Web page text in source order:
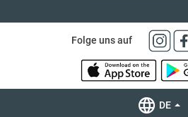
Folge uns auf
DE